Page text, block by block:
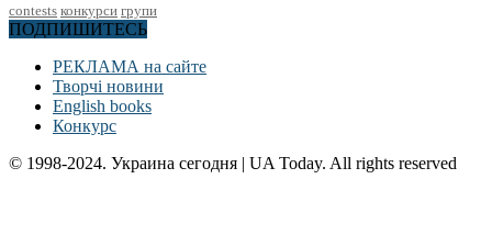
contests конкурси групи
ПОДПИШИТЕСЬ
РЕКЛАМА на сайте
Творчі новини
English books
Конкурс
© 1998-2024. Украина сегодня | UA Today. All rights reserved